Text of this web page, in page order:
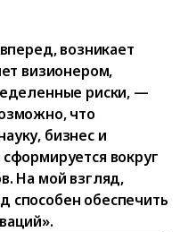
возникает
визионером,
риски, —
что
бизнес и
вокруг
На мой взгляд,
способен обеспечить